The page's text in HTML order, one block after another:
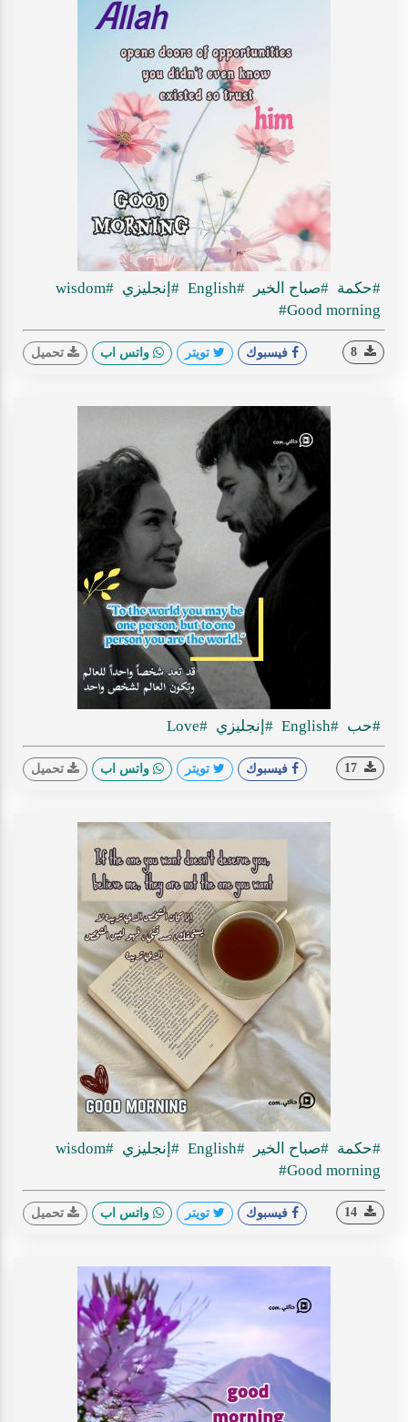
#حكمة #صباح الخير #English #إنجليزي #wisdom
#Good morning
فيسبوك تويتر واتس اب تحميل
#حب #English #إنجليزي #Love
فيسبوك تويتر واتس اب تحميل
#حكمة #صباح الخير #English #إنجليزي #wisdom
#Good morning
فيسبوك تويتر واتس اب تحميل